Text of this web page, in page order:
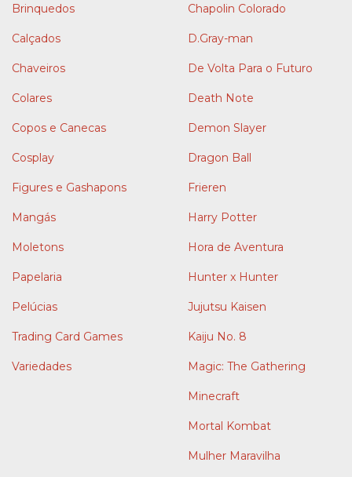
Brinquedos
Calçados
Chaveiros
Colares
Copos e Canecas
Cosplay
Figures e Gashapons
Mangás
Moletons
Papelaria
Pelúcias
Trading Card Games
Variedades
Chapolin Colorado
D.Gray-man
De Volta Para o Futuro
Death Note
Demon Slayer
Dragon Ball
Frieren
Harry Potter
Hora de Aventura
Hunter x Hunter
Jujutsu Kaisen
Kaiju No. 8
Magic: The Gathering
Minecraft
Mortal Kombat
Mulher Maravilha